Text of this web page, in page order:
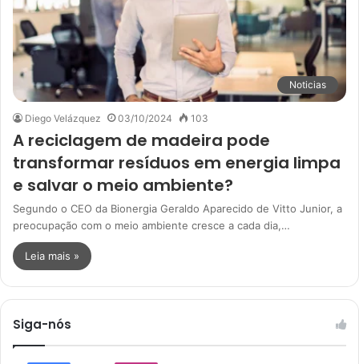
Noticias
Diego Velázquez 03/10/2024 103
A reciclagem de madeira pode
transformar resíduos em energia limpa
e salvar o meio ambiente?
Segundo o CEO da Bionergia Geraldo Aparecido de Vitto Junior, a
preocupação com o meio ambiente cresce a cada dia,…
Leia mais »
Siga-nós